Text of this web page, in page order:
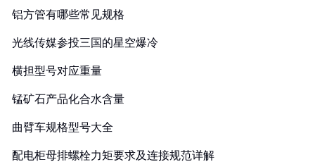
铝方管有哪些常见规格
光线传媒参投三国的星空爆冷
横担型号对应重量
锰矿石产品化合水含量
曲臂车规格型号大全
配电柜母排螺栓力矩要求及连接规范详解